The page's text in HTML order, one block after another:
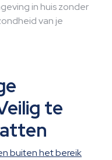
in huis zonder
van je
te
buiten het bereik